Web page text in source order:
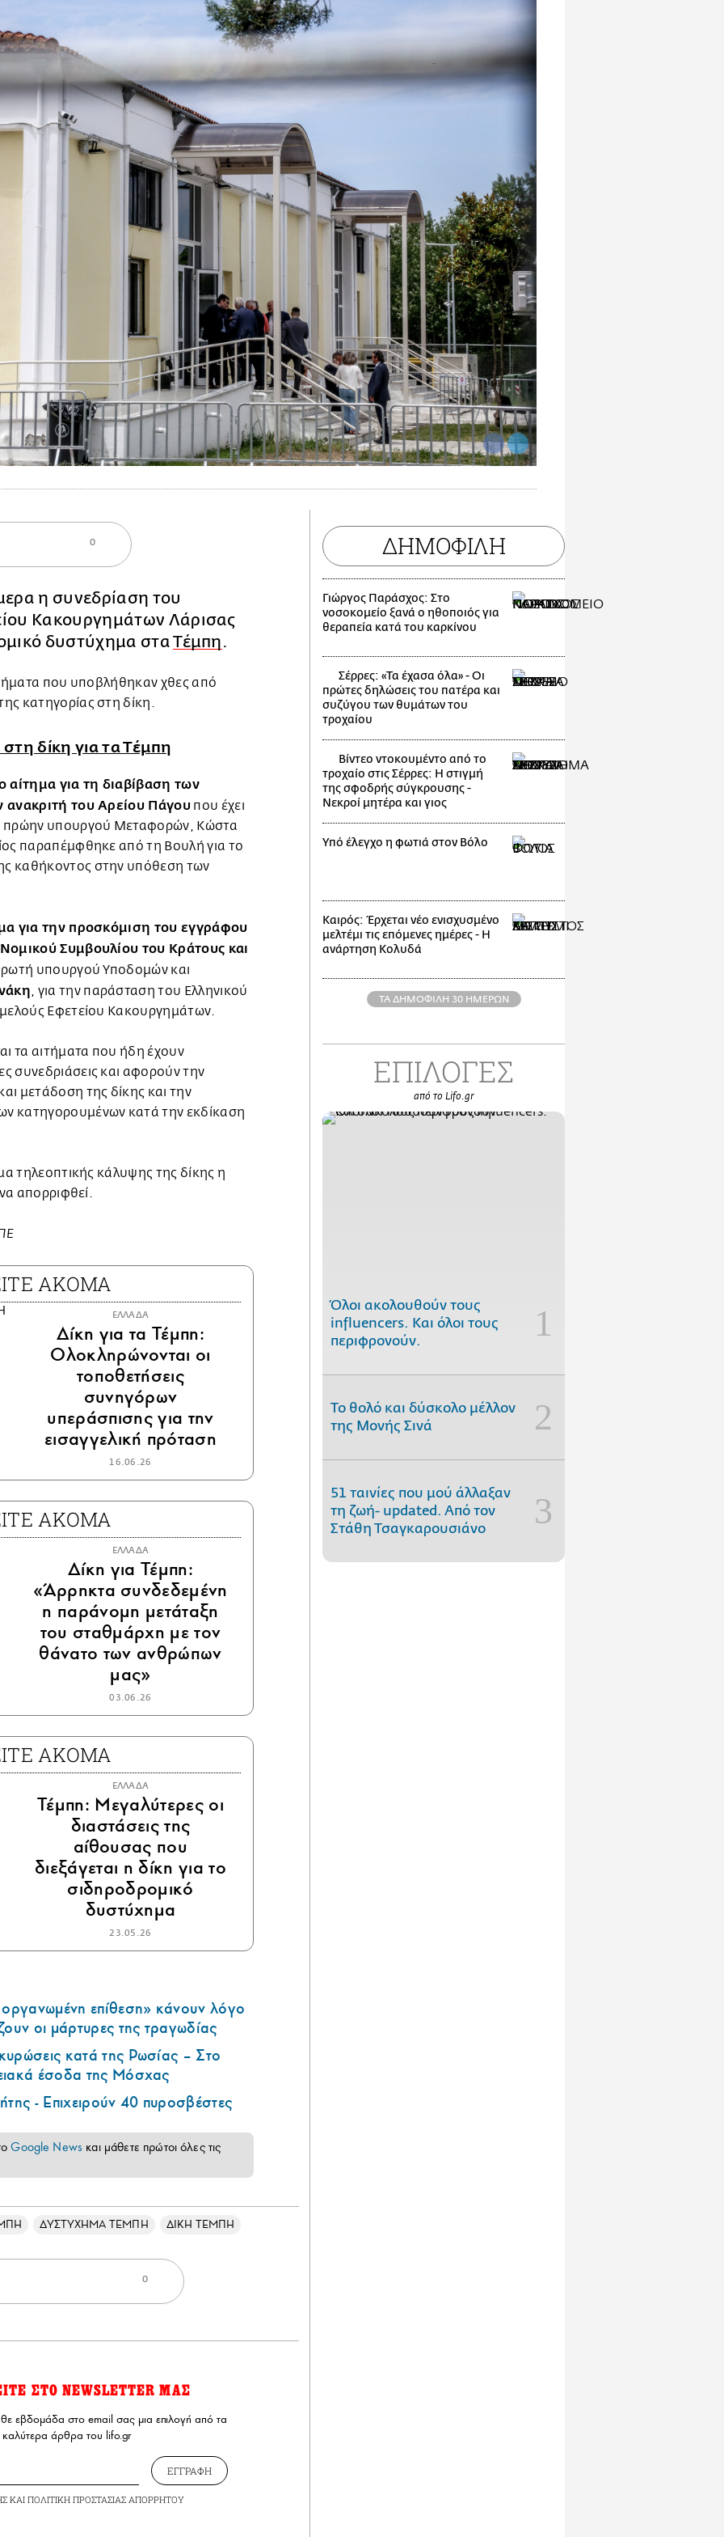
0
η συνεδρίαση του
Κακουργημάτων Λάρισας
δυστύχημα σταΤέμπη.
που υποβλήθηκαν χθες από
κατηγορίας στη δίκη.
δίκη για τα Τέμπη
αίτημα για τη διαβίβαση των
ανακριτή του Αρείου Πάγου που έχει
πρώην υπουργού Μεταφορών, Κώστα
παραπέμφθηκε από τη Βουλή για το
καθήκοντος στην υπόθεση των
για την προσκόμιση του εγγράφου
Συμβουλίου του Κράτους και
υπουργού Υποδομών και
, για την παράσταση του Ελληνικού
Εφετείου Κακουργημάτων.
τα αιτήματα που ήδη έχουν
συνεδριάσεις και αφορούν την
μετάδοση της δίκης και την
κατηγορουμένων κατά την εκδίκαση
τηλεοπτικής κάλυψης της δίκης η
απορριφθεί.
ΑΚΟΜΑ
ΕΛΛΑΔΑ
Δίκη για τα Τέμπη:
Ολοκληρώνονται οι
τοποθετήσεις
συνηγόρων
υπεράσπισης για την
εισαγγελική πρόταση
16.06.26
ΑΚΟΜΑ
ΕΛΛΑΔΑ
Δίκη για Τέμπη:
«Άρρηκτα συνδεδεμένη
η παράνομη μετάταξη
του σταθμάρχη με τον
θάνατο των ανθρώπων
μας»
03.06.26
ΑΚΟΜΑ
ΕΛΛΑΔΑ
Τέμπη: Μεγαλύτερες οι
διαστάσεις της
αίθουσας που
διεξάγεται η δίκη για το
σιδηροδρομικό
δυστύχημα
23.05.26
επίθεση» κάνουν λόγο
οι μάρτυρες της τραγωδίας
κατά της Ρωσίας – Στο
έσοδα της Μόσχας
- Επιχειρούν 40 πυροσβέστες
Google News και μάθετε πρώτοι όλες τις
ΔΥΣΤΥΧΗΜΑ ΤΕΜΠΗ ΔΙΚΗ ΤΕΜΠΗ
0
ΣΤΟ NEWSLETTER ΜΑΣ
εβδομάδα στο email σας μια επιλογή από τα
καλύτερα άρθρα του lifo.gr
ΕΓΓΡΑΦΗ
ΚΑΙ ΠΟΛΙΤΙΚΗ ΠΡΟΣΤΑΣΙΑΣ ΑΠΟΡΡΗΤΟΥ
ΔΗΜΟΦΙΛΗ
Γιώργος Παράσχος: Στο
νοσοκομείο ξανά ο ηθοποιός για
θεραπεία κατά του καρκίνου
Σέρρες: «Τα έχασα όλα» - Οι
πρώτες δηλώσεις του πατέρα και
συζύγου των θυμάτων του
τροχαίου
Βίντεο ντοκουμέντο από το
τροχαίο στις Σέρρες: Η στιγμή
της σφοδρής σύγκρουσης -
Νεκροί μητέρα και γιος
Υπό έλεγχο η φωτιά στον Βόλο
Καιρός: Έρχεται νέο ενισχυσμένο
μελτέμι τις επόμενες ημέρες - Η
ανάρτηση Κολυδά
ΤΑ ΔΗΜΟΦΙΛΗ 30 ΗΜΕΡΩΝ
ΕΠΙΛΟΓΕΣ
από το Lifo.gr
Όλοι ακολουθούν τους
influencers. Και όλοι τους
περιφρονούν.
Το θολό και δύσκολο μέλλον
της Μονής Σινά
51 ταινίες που μού άλλαξαν
τη ζωή- updated. Aπό τον
Στάθη Τσαγκαρουσιάνο